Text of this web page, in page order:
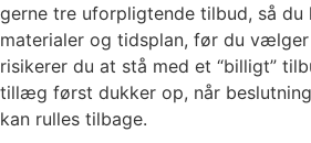
gerne tre uforpligtende tilbud, så du
materialer og tidsplan, før du
risikerer du at stå med et “billigt”
tillæg først dukker op, når
kan rulles tilbage.